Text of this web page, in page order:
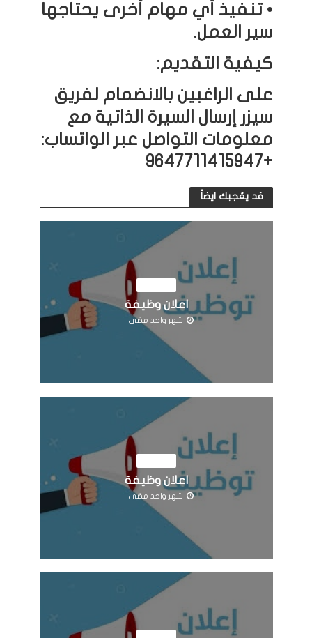
• تنفيذ أي مهام أخرى يحتاجها
سير العمل.
كيفية التقديم:
على الراغبين بالانضمام لفريق
سيزر إرسال السيرة الذاتية مع
معلومات التواصل عبر الواتساب:
+9647711415947
قد يعُجبك ايضاً
اعلان وظيفة
شهر واحد مضى
اعلان وظيفة
شهر واحد مضى